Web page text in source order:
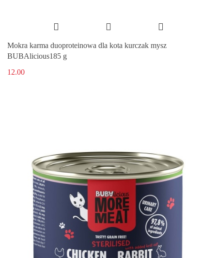
Mokra karma duoproteinowa dla kota kurczak mysz
BUBAlicious185 g
12.00